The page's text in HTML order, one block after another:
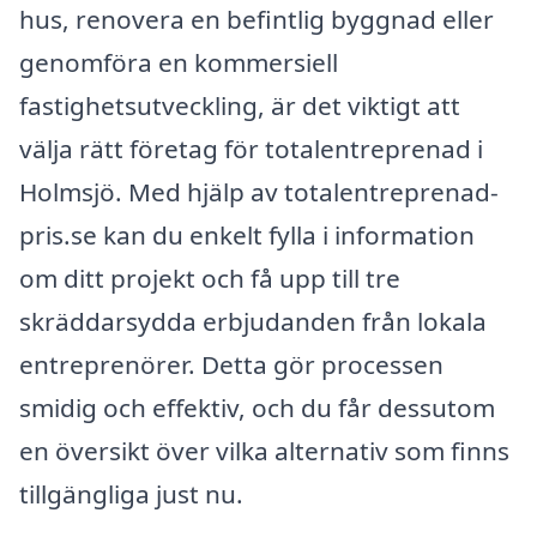
hus, renovera en befintlig byggnad eller
genomföra en kommersiell
fastighetsutveckling, är det viktigt att
välja rätt företag för totalentreprenad i
Holmsjö. Med hjälp av totalentreprenad-
pris.se kan du enkelt fylla i information
om ditt projekt och få upp till tre
skräddarsydda erbjudanden från lokala
entreprenörer. Detta gör processen
smidig och effektiv, och du får dessutom
en översikt över vilka alternativ som finns
tillgängliga just nu.